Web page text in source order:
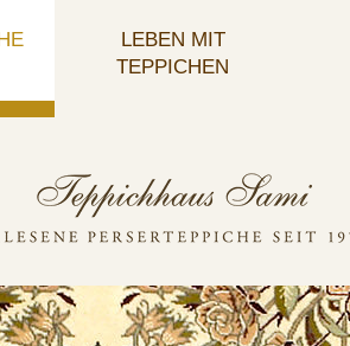
LEBEN MIT
TEPPICHEN